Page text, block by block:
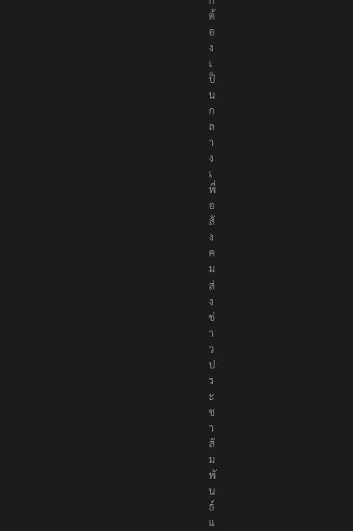
เ
นื้
อ
ห
า
อ
ย่
า
ง
ถู
ก
ต้
อ
ง
เ
ป็
น
ก
ล
า
ง
เ
พื่
อ
สั
ง
ค
ม
ส่
ง
ข่
า
ว